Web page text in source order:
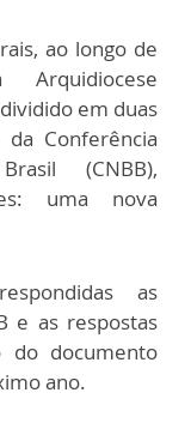
ao longo de
em duas
Conferência
(CNBB),
uma nova
as
e as respostas
do documento
ano.